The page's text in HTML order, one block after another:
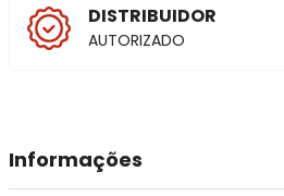
DISTRIBUIDOR
AUTORIZADO
Informações